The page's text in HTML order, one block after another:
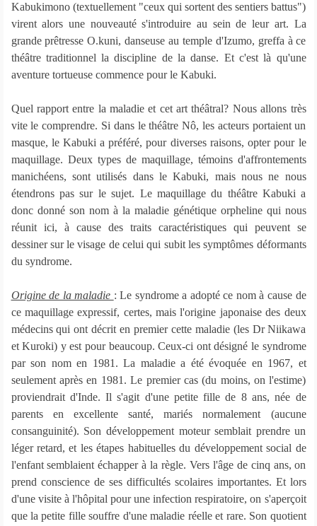
Kabukimono (textuellement "ceux qui sortent des sentiers battus")
virent alors une nouveauté s'introduire au sein de leur art. La
grande prêtresse O.kuni, danseuse au temple d'Izumo, greffa à ce
théâtre traditionnel la discipline de la danse. Et c'est là qu'une
aventure tortueuse commence pour le Kabuki.
Quel rapport entre la maladie et cet art théâtral? Nous allons très
vite le comprendre. Si dans le théâtre Nô, les acteurs portaient un
masque, le Kabuki a préféré, pour diverses raisons, opter pour le
maquillage. Deux types de maquillage, témoins d'affrontements
manichéens, sont utilisés dans le Kabuki, mais nous ne nous
étendrons pas sur le sujet. Le maquillage du théâtre Kabuki a
donc donné son nom à la maladie génétique orpheline qui nous
réunit ici, à cause des traits caractéristiques qui peuvent se
dessiner sur le visage de celui qui subit les symptômes déformants
du syndrome.
Origine de la maladie : Le syndrome a adopté ce nom à cause de
ce maquillage expressif, certes, mais l'origine japonaise des deux
médecins qui ont décrit en premier cette maladie (les Dr Niikawa
et Kuroki) y est pour beaucoup. Ceux-ci ont désigné le syndrome
par son nom en 1981. La maladie a été évoquée en 1967, et
seulement après en 1981. Le premier cas (du moins, on l'estime)
proviendrait d'Inde. Il s'agit d'une petite fille de 8 ans, née de
parents en excellente santé, mariés normalement (aucune
consanguinité). Son développement moteur semblait prendre un
léger retard, et les étapes habituelles du développement social de
l'enfant semblaient échapper à la règle. Vers l'âge de cinq ans, on
prend conscience de ses difficultés scolaires importantes. Et lors
d'une visite à l'hôpital pour une infection respiratoire, on s'aperçoit
que la petite fille souffre d'une maladie réelle et rare. Son quotient